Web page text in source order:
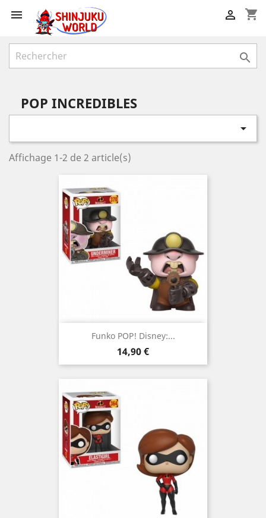
 shopping_cart


POP INCREDIBLES

Affichage 1-2 de 2 article(s)
Funko POP! Disney:...
Prix
14,90 €